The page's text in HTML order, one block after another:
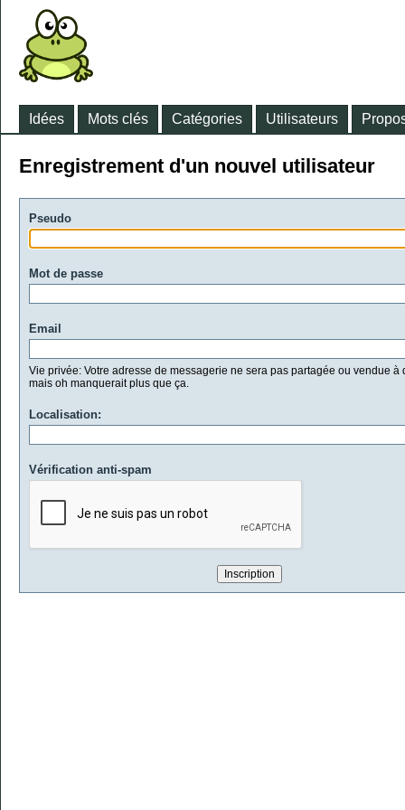
Idées Mots clés Catégories Utilisateurs
Enregistrement d'un nouvel utilisateur
Pseudo
Mot de passe
Email
Vie privée: Votre adresse de messagerie ne sera pas partagée ou vendue à
mais oh manquerait plus que ça.
Localisation:
Vérification anti-spam